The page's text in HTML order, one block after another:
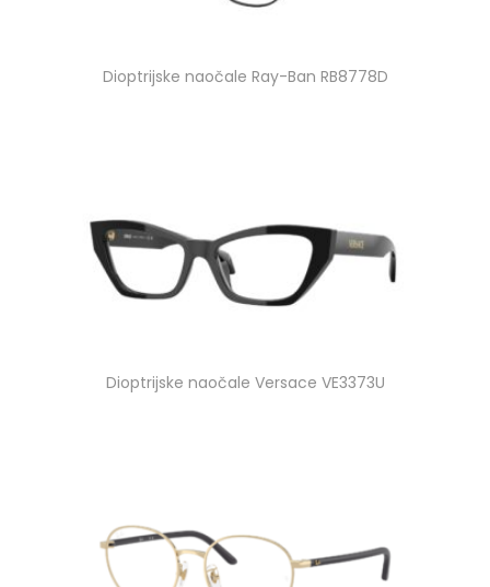
Dioptrijske naočale Ray-Ban RB8778D
Dioptrijske naočale Versace VE3373U